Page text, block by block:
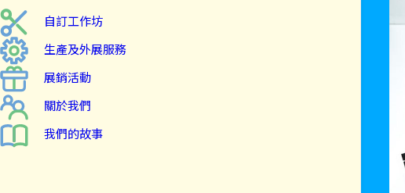
自訂工作坊
生產及外展服務
展銷活動
關於我們
我們的故事